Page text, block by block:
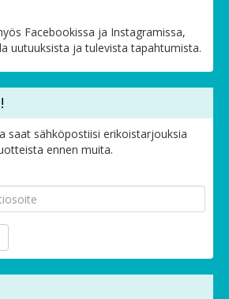
Facebookissa ja Instagramissa,
uutuuksista ja tulevista tapahtumista.
saat sähköpostiisi erikoistarjouksia
ennen muita.